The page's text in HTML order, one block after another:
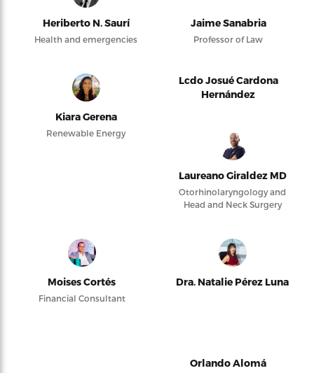
Heriberto N. Saurí
Health and emergencies
Jaime Sanabria
Professor of Law
Kiara Gerena
Renewable Energy
Lcdo Josué Cardona
Hernández
Laureano Giraldez MD
Otorhinolaryngology and
Head and Neck Surgery
Moises Cortés
Financial Consultant
Dra. Natalie Pérez Luna
Orlando Alomá